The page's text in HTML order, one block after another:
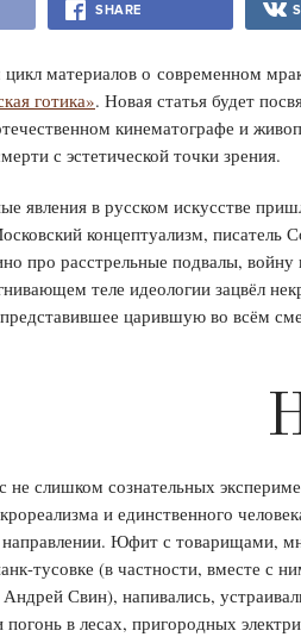
SHARE
материалов о современном
готика». Новая статья будет
кинематографе и
с эстетической точки зрения.
явления в русском искусстве
концептуализм, писатель
про расстрельные подвалы,
теле идеологии зацвёл
царившую во всём
не слишком сознательных
и единственного
направлении. Юфит с товарищами,
тусовке (в частности, вместе с
Свин), напивались,
в лесах, пригородных